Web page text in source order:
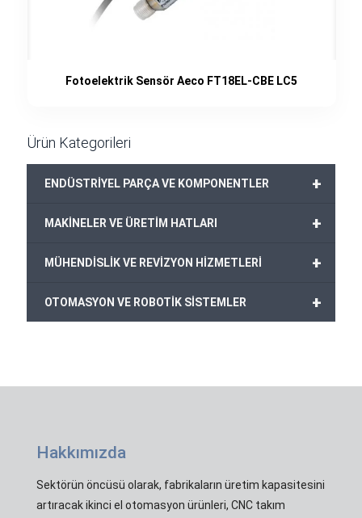
Fotoelektrik Sensör Aeco FT18EL-CBE LC5
Ürün Kategorileri
+
ENDÜSTRİYEL PARÇA VE KOMPONENTLER
+
MAKİNELER VE ÜRETİM HATLARI
+
MÜHENDİSLİK VE REVİZYON HİZMETLERİ
+
OTOMASYON VE ROBOTİK SİSTEMLER
Hakkımızda
Sektörün öncüsü olarak, fabrikaların üretim kapasitesini
artıracak ikinci el otomasyon ürünleri, CNC takım